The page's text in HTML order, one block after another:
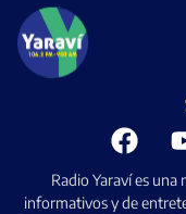
Radio Yaraví es
informativos y de